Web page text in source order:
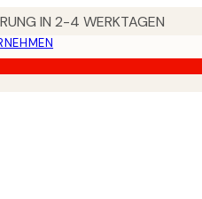
IN 2-4 WERKTAGEN